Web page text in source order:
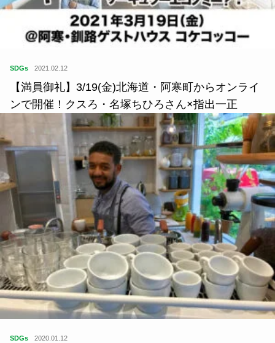
SDGs 2021.02.12
【満員御礼】3/19(金)北海道・阿寒町からオンライ
ンで開催！クスろ・名塚ちひろさん×指出一正
SDGs 2020.01.12